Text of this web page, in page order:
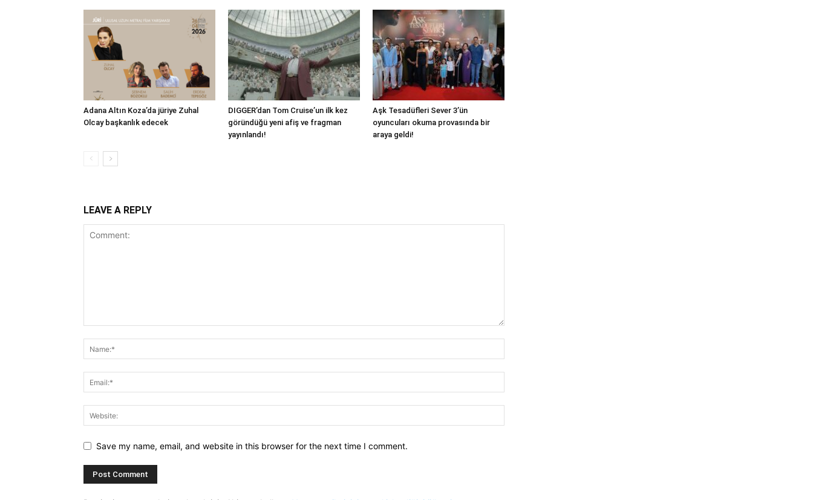
Adana Altın Koza’da jüriye Zuhal
Olcay başkanlık edecek
DIGGER’dan Tom Cruise’un ilk kez
göründüğü yeni afiş ve fragman
yayınlandı!
Aşk Tesadüfleri Sever 3’ün
oyuncuları okuma provasında bir
araya geldi!
LEAVE A REPLY
Save my name, email, and website in this browser for the next time I comment.